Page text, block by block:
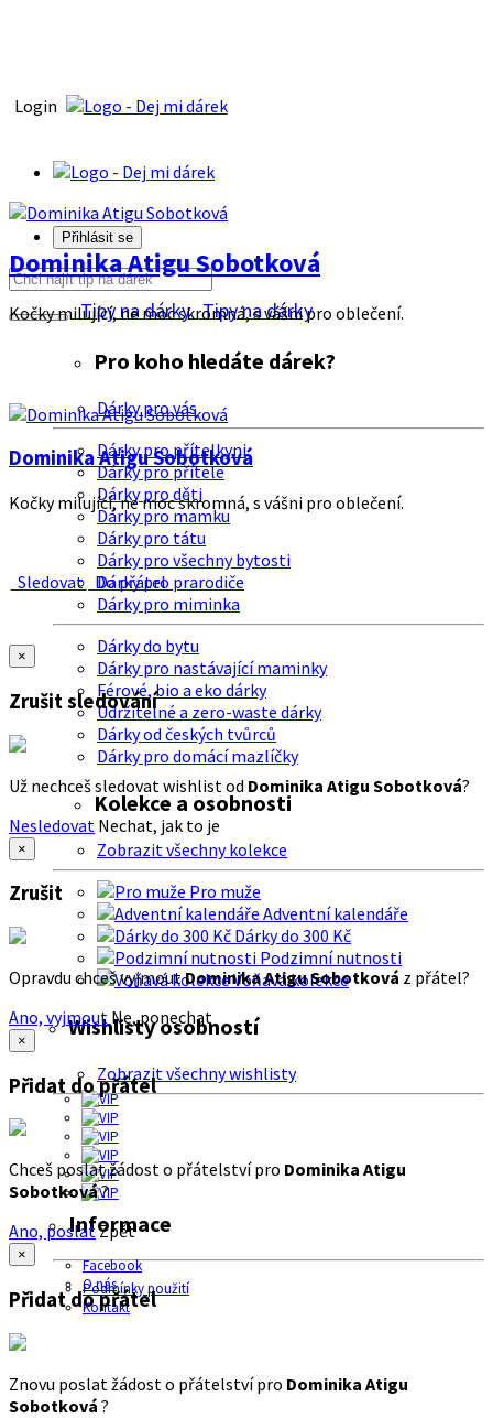
Login
Přihlásit se
Tipy na dárkyTipy na dárky
Pro koho hledáte dárek?
Dárky pro vás
Dárky pro přítelkyni
Dárky pro přítele
Dárky pro děti
Dárky pro mamku
Dárky pro tátu
Dárky pro všechny bytosti
Dárky pro prarodiče
Dárky pro miminka
Dárky do bytu
Dárky pro nastávající maminky
Férové, bio a eko dárky
Udržitelné a zero-waste dárky
Dárky od českých tvůrců
Dárky pro domácí mazlíčky
Kolekce a osobnosti
Zobrazit všechny kolekce
Pro muže
Adventní kalendáře
Dárky do 300 Kč
Podzimní nutnosti
Voňavá kolekce
Wishlisty osobností
Zobrazit všechny wishlisty
Informace
Facebook
O nás
Podmínky použití
Kontakt
Dominika Atigu Sobotková
Kočky milující, ne moc skromná, s vášni pro oblečení.
Dominika Atigu Sobotková
Kočky milující, ne moc skromná, s vášni pro oblečení.
Sledovat Do přátel
×
Zrušit sledování
Už nechceš sledovat wishlist od Dominika Atigu Sobotková?
Nesledovat Nechat, jak to je
×
Zrušit
Opravdu chceš vyjmoutDominika Atigu Sobotková z přátel?
Ano, vyjmout Ne, ponechat
×
Přidat do přátel
Chceš poslat žádost o přátelství pro Dominika Atigu
Sobotková?
Ano, poslatZpět
×
Přidat do přátel
Znovu poslat žádost o přátelství pro Dominika Atigu
Sobotková ?